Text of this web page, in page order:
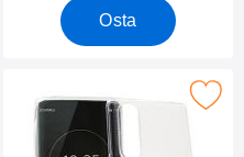
Osta
Sony Xperia 5
ultra Thin TPU Kotelo